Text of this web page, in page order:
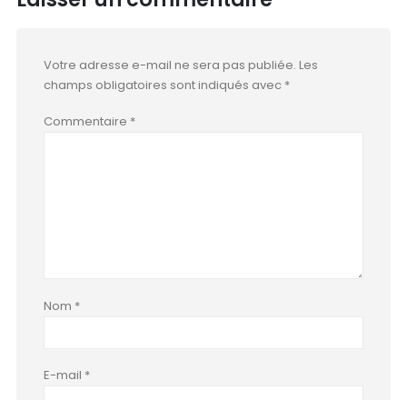
Votre adresse e-mail ne sera pas publiée. Les
champs obligatoires sont indiqués avec *
Commentaire *
Nom *
E-mail *